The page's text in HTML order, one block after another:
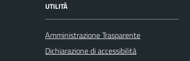
UTILITÀ
Amministrazione Trasparente
Dichiarazione di accessibilità